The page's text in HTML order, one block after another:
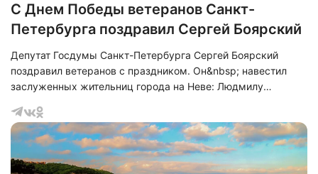
С Днем Победы ветеранов Санкт-
Петербурга поздравил Сергей Боярский
Депутат Госдумы Санкт-Петербурга Сергей Боярский
поздравил ветеранов с праздником. Он&nbsp; навестил
заслуженных жительниц города на Неве: Людмилу
пресс-службе Санкт-Петербургского регионального
отделения партии «Единая Россия».